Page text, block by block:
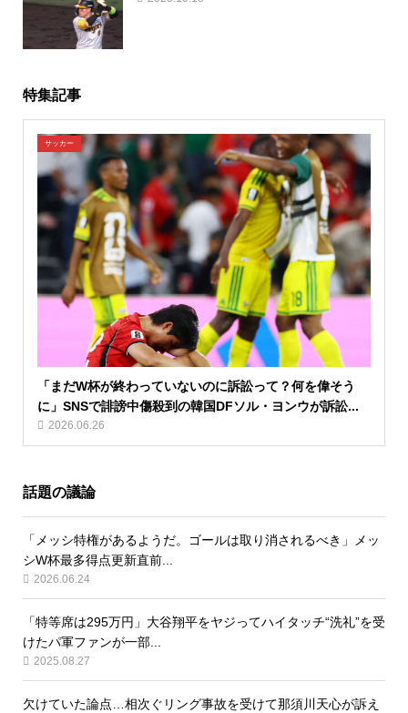
特集記事
サッカー
「まだW杯が終わっていないのに訴訟って？何を偉そう
に」SNSで誹謗中傷殺到の韓国DFソル・ヨンウが訴訟...
2026.06.26
話題の議論
「メッシ特権があるようだ。ゴールは取り消されるべき」メッ
シW杯最多得点更新直前...
2026.06.24
「特等席は295万円」大谷翔平をヤジってハイタッチ“洗礼”を受
けたパ軍ファンが一部...
2025.08.27
欠けていた論点…相次ぐリング事故を受けて那須川天心が訴え